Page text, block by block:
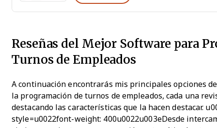
Reseñas del Mejor Software para
Turnos de Empleados
A continuación encontrarás mis principales opciones
la programación de turnos de empleados, cada una
destacando las características que la hacen destacar.
style=u0022font-weight: 400u0022u003eDesde